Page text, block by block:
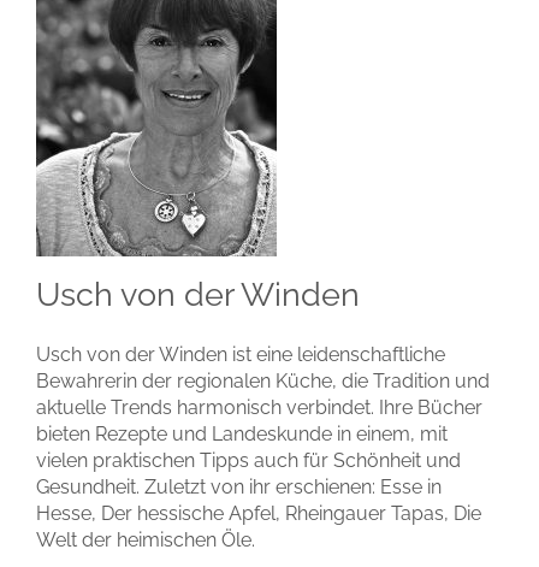
Usch von der Winden
Usch von der Winden ist eine leidenschaftliche
Bewahrerin der regionalen Küche, die Tradition und
aktuelle Trends harmonisch verbindet. Ihre Bücher
bieten Rezepte und Landeskunde in einem, mit
vielen praktischen Tipps auch für Schönheit und
Gesundheit. Zuletzt von ihr erschienen: Esse in
Hesse, Der hessische Apfel, Rheingauer Tapas, Die
Welt der heimischen Öle.